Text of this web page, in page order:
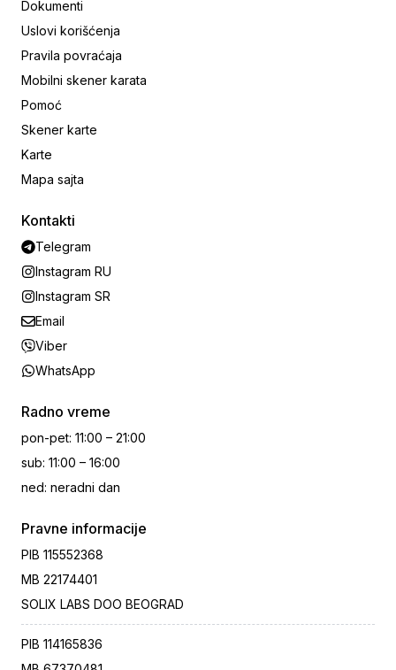
Dokumenti
Uslovi korišćenja
Pravila povraćaja
Mobilni skener karata
Pomoć
Skener karte
Karte
Mapa sajta
Kontakti
Telegram
Instagram RU
Instagram SR
Email
Viber
WhatsApp
Radno vreme
pon-pet: 11:00 – 21:00
sub: 11:00 – 16:00
ned: neradni dan
Pravne informacije
PIB 115552368
MB 22174401
SOLIX LABS DOO BEOGRAD
PIB 114165836